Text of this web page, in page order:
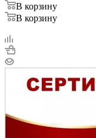
В корзину
В корзину